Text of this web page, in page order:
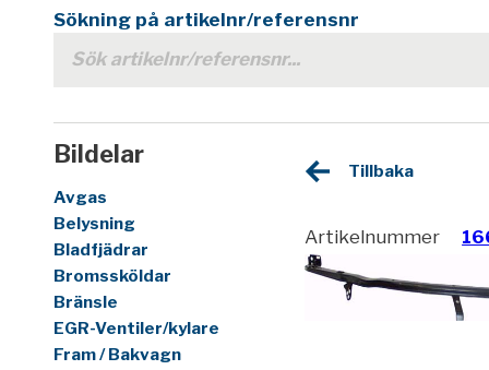
Sökning på artikelnr/referensnr
Bildelar
Avgas
Belysning
Bladfjädrar
Bromssköldar
Bränsle
EGR-Ventiler/kylare
Fram / Bakvagn
Tillbaka
Artikelnummer